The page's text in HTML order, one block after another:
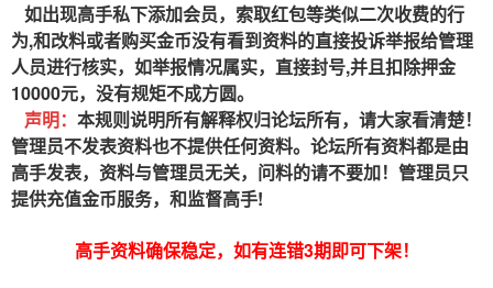
如出现高手私下添加会员，索取红包等类似二次收费的行
为,和改料或者购买金币没有看到资料的直接投诉举报给管理
人员进行核实，如举报情况属实，直接封号,并且扣除押金
10000元，没有规矩不成方圆。
声明： 本规则说明所有解释权归论坛所有，请大家看清楚！
管理员不发表资料也不提供任何资料。论坛所有资料都是由
高手发表，资料与管理员无关，问料的请不要加！管理员只
提供充值金币服务，和监督高手!
高手资料确保稳定，如有连错3期即可下架！